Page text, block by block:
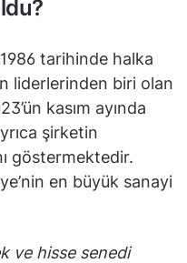
tarihinde halka
liderlerinden biri olan
kasım ayında
şirketin
göstermektedir.
en büyük sanayi
ve hisse senedi